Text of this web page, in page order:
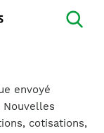
envoyé
Nouvelles
cotisations,